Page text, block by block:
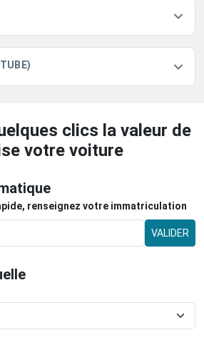
clics la valeur de
votre voiture
renseignez votre immatriculation
VALIDER